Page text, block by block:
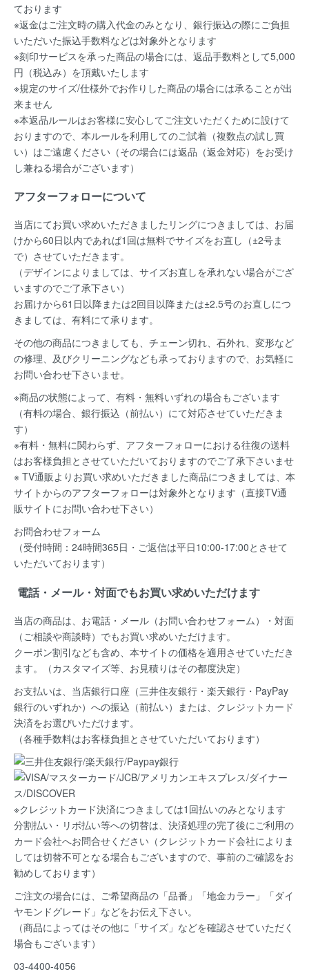
ております
※返金はご注文時の購入代金のみとなり、銀行振込の際にご負担
いただいた振込手数料などは対象外となります
※刻印サービスを承った商品の場合には、返品手数料として5,000
円（税込み）を頂戴いたします
※規定のサイズ/仕様外でお作りした商品の場合には承ることが出
来ません
※本返品ルールはお客様に安心してご注文いただくために設けて
おりますので、本ルールを利用してのご試着（複数点の試し買
い）はご遠慮ください（その場合には返品（返金対応）をお受け
し兼ねる場合がございます）
アフターフォローについて
当店にてお買い求めいただきましたリングにつきましては、お届
けから60日以内であれば1回は無料でサイズをお直し（±2号ま
で）させていただきます。
（デザインによりましては、サイズお直しを承れない場合がござ
いますのでご了承下さい）
お届けから61日以降または2回目以降または±2.5号のお直しにつ
きましては、有料にて承ります。
その他の商品につきましても、チェーン切れ、石外れ、変形など
の修理、及びクリーニングなども承っておりますので、お気軽に
お問い合わせ下さいませ。
※商品の状態によって、有料・無料いずれの場合もございます
（有料の場合、銀行振込（前払い）にて対応させていただきま
す）
※有料・無料に関わらず、アフターフォローにおける往復の送料
はお客様負担とさせていただいておりますのでご了承下さいませ
※ TV通販よりお買い求めいただきました商品につきましては、本
サイトからのアフターフォローは対象外となります（直接TV通
販サイトにお問い合わせ下さい）
お問合わせフォーム
（受付時間：24時間365日・ご返信は平日10:00-17:00とさせて
いただいております）
電話・メール・対面でもお買い求めいただけます
当店の商品は、お電話・メール（お問い合わせフォーム）・対面
（ご相談や商談時）でもお買い求めいただけます。
クーポン割引なども含め、本サイトの価格を適用させていただき
ます。（カスタマイズ等、お見積りはその都度決定）
お支払いは、当店銀行口座（三井住友銀行・楽天銀行・PayPay
銀行のいずれか）への振込（前払い）または、クレジットカード
決済をお選びいただけます。
（各種手数料はお客様負担とさせていただいております）
※クレジットカード決済につきましては1回払いのみとなります
分割払い・リボ払い等への切替は、決済処理の完了後にご利用の
カード会社へお問合せください（クレジットカード会社によりま
しては切替不可となる場合もございますので、事前のご確認をお
勧めしております）
ご注文の場合には、ご希望商品の 「品番」「地金カラー」「ダイ
ヤモンドグレード」などをお伝え下さい。
（商品によってはその他に「サイズ」などを確認させていただく
場合もございます）
03-4400-4056